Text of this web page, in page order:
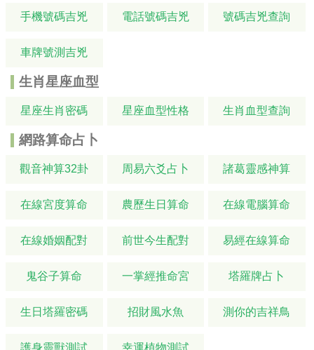
手機號碼吉兇 電話號碼吉兇 號碼吉兇查詢
車牌號測吉兇
生肖星座血型
星座生肖密碼 星座血型性格 生肖血型查詢
網路算命占卜
觀音神算32卦 周易六爻占卜 諸葛靈感神算
在線宮度算命 農歷生日算命 在線電腦算命
在線婚姻配對 前世今生配對 易經在線算命
鬼谷子算命 一掌經推命宮 塔羅牌占卜
生日塔羅密碼 招財風水魚 測你的吉祥鳥
護身靈獸測試 幸運植物測試